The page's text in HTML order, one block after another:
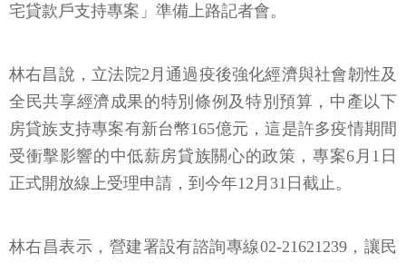
宅貸款戶支持專案」準備上路記者會。
林右昌說，立法院2月通過疫後強化經濟與社會韌性及
全民共享經濟成果的特別條例及特別預算，中產以下
房貸族支持專案有新台幣165億元，這是許多疫情期間
受衝擊影響的中低薪房貸族關心的政策，專案6月1日
正式開放線上受理申請，到今年12月31日截止。
林右昌表示，營建署設有諮詢專線02-21621239，讓民